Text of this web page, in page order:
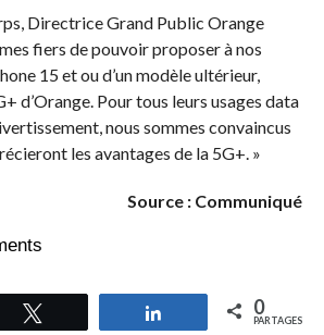
Directrice Grand Public Orange
fiers de pouvoir proposer à nos
15 et ou d’un modèle ultérieur,
d’Orange. Pour tous leurs usages data
nous sommes convaincus
les avantages de la 5G+. »
Source : Communiqué
Partagez 0
PARTAGES